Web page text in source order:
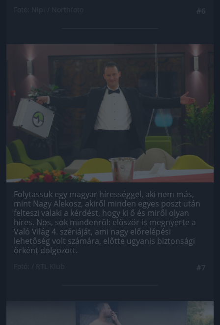
Folytassuk egy magyar hírességgel, aki nem más,
mint Nagy Alekosz, akiről minden egyes poszt után
felteszi valaki a kérdést, hogy ki ő és miről olyan
híres. Nos, sok mindenről: először is megnyerte a
Való Világ 4. szériáját, ami nagy előrelépési
lehetőség volt számára, előtte ugyanis biztonsági
őrként dolgozott.
Jön még kép!